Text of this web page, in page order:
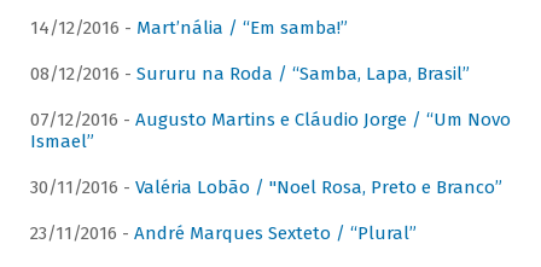
14/12/2016 - Mart’nália / “Em samba!”
08/12/2016 - Sururu na Roda / “Samba, Lapa, Brasil”
07/12/2016 - Augusto Martins e Cláudio Jorge / “Um Novo
Ismael”
30/11/2016 - Valéria Lobão / "Noel Rosa, Preto e Branco”
23/11/2016 - André Marques Sexteto / “Plural”